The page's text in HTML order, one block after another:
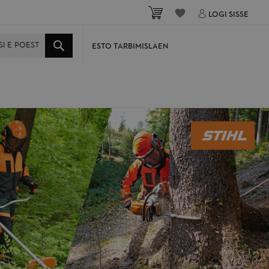
LOGI SISSE
Minu ostukorv
ESTO TARBIMISLAEN